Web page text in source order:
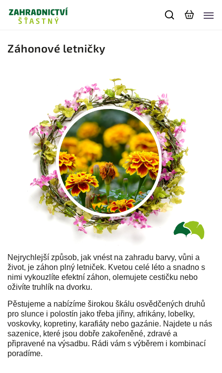
Záhonové letničky
Nejrychlejší způsob, jak vnést na zahradu barvy, vůni a
život, je záhon plný letniček. Kvetou celé léto a snadno s
nimi vykouzlíte efektní záhon, olemujete cestičku nebo
oživíte truhlík na dvorku.
Pěstujeme a nabízíme širokou škálu osvědčených druhů
pro slunce i polostín jako třeba jiřiny, afrikány, lobelky,
voskovky, kopretiny, karafiáty nebo gazánie. Najdete u nás
sazenice, které jsou dobře zakořeněné, zdravé a
připravené na výsadbu. Rádi vám s výběrem i kombinací
poradíme.